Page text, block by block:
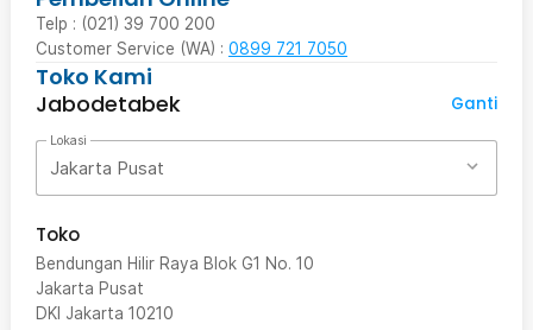
Telp : (021) 39 700 200
Customer Service (WA) : 0899 721 7050
Toko Kami
Jabodetabek
Ganti
Lokasi
Jakarta Pusat
Toko
Bendungan Hilir Raya Blok G1 No. 10
Jakarta Pusat
DKI Jakarta 10210